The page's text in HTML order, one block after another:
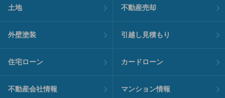
土地 不動産売却
外壁塗装 引越し見積もり
住宅ローン カードローン
不動産会社情報 マンション情報